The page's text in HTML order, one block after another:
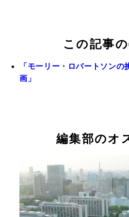
この記事
「モーリー・ロバートソン
画」
編集部のオ